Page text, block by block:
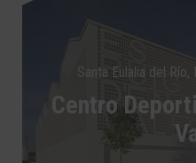
Santa Eulalia del
Centro